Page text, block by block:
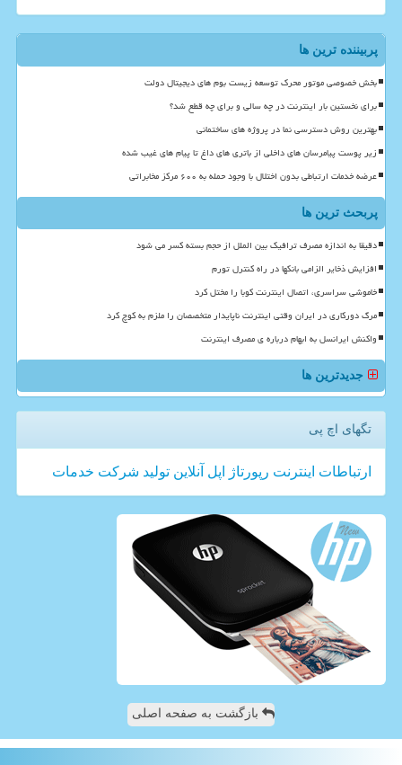
پربیننده ترین ها
بخش خصوصی موتور محرک توسعه زیست بوم های دیجیتال دولت
برای نخستین بار اینترنت در چه سالی و برای چه قطع شد؟
بهترین روش دسترسی نما در پروژه های ساختمانی
زیر پوست پیامرسان های داخلی از باتری های داغ تا پیام های غیب شده
عرضه خدمات ارتباطی بدون اختلال با وجود حمله به ۶۰۰ مرکز مخابراتی
پربحث ترین ها
دقیقا به اندازه مصرف ترافیک بین الملل از حجم بسته کسر می شود
افزایش ذخایر الزامی بانکها در راه کنترل تورم
خاموشی سراسری، اتصال اینترنت کوبا را مختل کرد
مرگ دورکاری در ایران وقتی اینترنت ناپایدار متخصصان را ملزم به کوچ کرد
واکنش ایرانسل به ابهام درباره ی مصرف اینترنت
جدیدترین ها
تگهای اچ پی
ارتباطات اینترنت رپورتاژ اپل آنلاین تولید شركت خدمات
بازگشت به صفحه اصلی